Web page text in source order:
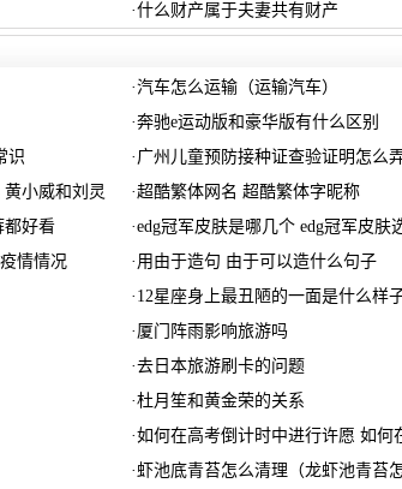
·什么财产属于夫妻共有财产
·汽车怎么运输（运输汽车）
·奔驰e运动版和豪华版有什么区别
识 · 广州儿童预防接种证查验证明怎么
小威和刘灵 ·超酷繁体网名 超酷繁体字昵称
都好看 ·edg冠军皮肤是哪几个 edg冠军皮肤
情情况 · 用由于造句 由于可以造什么句子
· 12星座身上最丑陋的一面是什么样
· 厦门阵雨影响旅游吗
·去日本旅游刷卡的问题
·杜月笙和黄金荣的关系
·如何在高考倒计时中进行许愿 如何
·虾池底青苔怎么清理（龙虾池青苔